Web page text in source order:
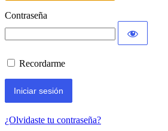
Contraseña
Recordarme
¿Olvidaste tu contraseña?